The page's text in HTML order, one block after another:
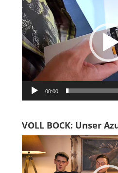
00:00
VOLL BOCK: Unser
Video-
Player